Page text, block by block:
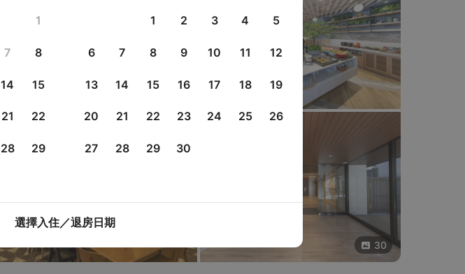
1
7 8
14 15
21 22
28 29
1
2 3 4 5
6 7 8 9 10 11 12
13 14 15 16 17 18 19
20 21 22 23 24 25 26
27 28 29 30
選擇入住／退房日期
30